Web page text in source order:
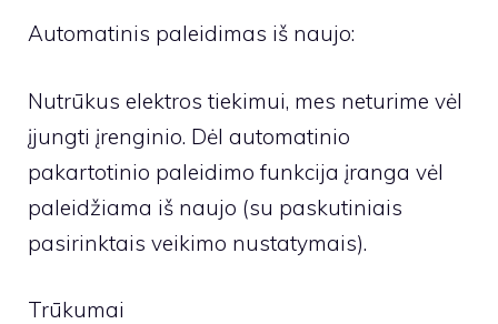
Automatinis paleidimas iš naujo:
Nutrūkus elektros tiekimui, mes neturime vėl
įjungti įrenginio. Dėl automatinio
pakartotinio paleidimo funkcija įranga vėl
paleidžiama iš naujo (su paskutiniais
pasirinktais veikimo nustatymais).
Trūkumai